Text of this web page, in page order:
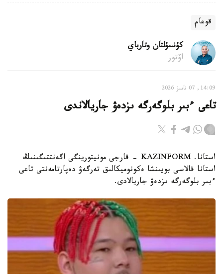
قوعام
كۇنسۇلتان وتارباي
اۆتور
14:09, 07 تامىز 2026
تاعى ءبىر بلوگەرگە ىزدەۋ جاريالاندى
استانا. KAZINFORM - قارجى مونيتورينگى اگەنتتىگىنىڭ
استانا قالاسى بويىنشا ەكونوميكالىق تەرگەۋ دەپارتامەنتى تاعى
ءبىر بلوگەرگە ىزدەۋ جاريالادى.